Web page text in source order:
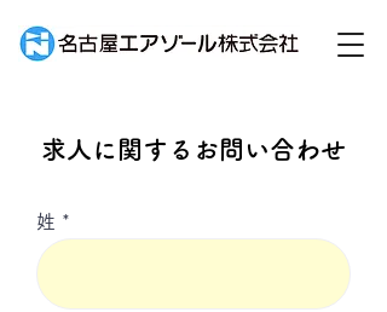
求人に関するお問い合わせ
姓